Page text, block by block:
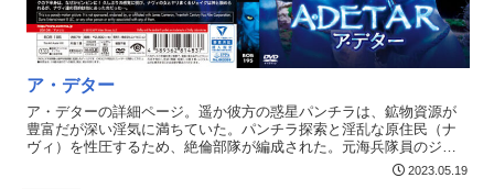
ア・デター
ア・デターの詳細ページ。遥か彼方の惑星パンチラは、鉱物資源が
豊富だが深い淫気に満ちていた。パンチラ探索と淫乱な原住民（ナ
ヴィ）を性圧するため、絶倫部隊が編成された。元海兵隊員のジェ
イクもその一人だが、戦争で負傷し下半身不随となって夜の楽しみ
2023.05.19